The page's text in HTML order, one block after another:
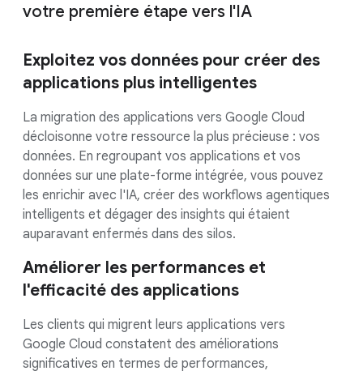
votre première étape vers l'IA
Exploitez vos données pour créer des
applications plus intelligentes
La migration des applications vers Google Cloud
décloisonne votre ressource la plus précieuse : vos
données. En regroupant vos applications et vos
données sur une plate-forme intégrée, vous pouvez
les enrichir avec l'IA, créer des workflows agentiques
intelligents et dégager des insights qui étaient
auparavant enfermés dans des silos.
Améliorer les performances et
l'efficacité des applications
Les clients qui migrent leurs applications vers
Google Cloud constatent des améliorations
significatives en termes de performances,